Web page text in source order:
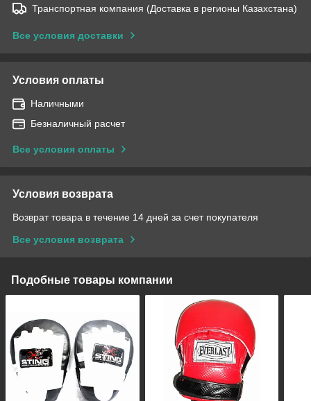
Транспортная компания (Доставка в регионы Казахстана)
Все условия доставки
Условия оплаты
Наличными
Безналичный расчет
Все условия оплаты
Условия возврата
Возврат товара в течение 14 дней за счет покупателя
Все условия возврата
Подобные товары компании